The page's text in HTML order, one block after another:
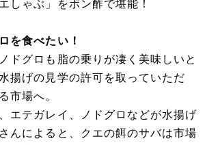
しゃぶ」をポン酢で堪能！
を食べたい！
ドグロも脂の乗りが凄く美味しいと
揚げの見学の許可を取っていただ
市場へ。
エテガレイ、ノドグロなどが水揚げ
んによると、クエの餌のサバは市場